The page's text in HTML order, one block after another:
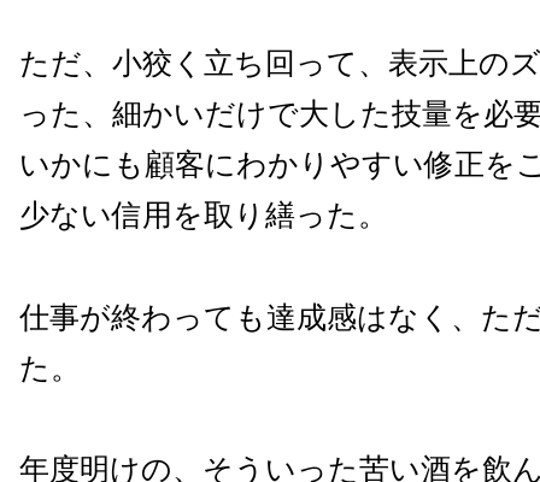
ただ、小狡く立ち回って、表示上の
った、細かいだけで大した技量を必
いかにも顧客にわかりやすい修正を
少ない信用を取り繕った。
仕事が終わっても達成感はなく、た
た。
年度明けの、そういった苦い酒を飲